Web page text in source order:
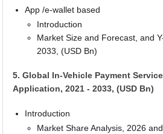
App /e-wallet based
Introduction
Market Size and Forecast, and
2033, (USD Bn)
5. Global In-Vehicle Payment
Application, 2021 - 2033, (USD Bn)
Introduction
Market Share Analysis, 2026